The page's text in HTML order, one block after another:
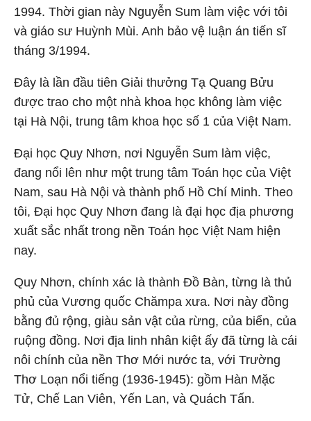
1994. Thời gian này Nguyễn Sum làm việc với tôi
và giáo sư Huỳnh Mùi. Anh bảo vệ luận án tiến sĩ
tháng 3/1994.
Đây là lần đầu tiên Giải thưởng Tạ Quang Bửu
được trao cho một nhà khoa học không làm việc
tại Hà Nội, trung tâm khoa học số 1 của Việt Nam.
Đại học Quy Nhơn, nơi Nguyễn Sum làm việc,
đang nổi lên như một trung tâm Toán học của Việt
Nam, sau Hà Nội và thành phố Hồ Chí Minh. Theo
tôi, Đại học Quy Nhơn đang là đại học địa phương
xuất sắc nhất trong nền Toán học Việt Nam hiện
nay.
Quy Nhơn, chính xác là thành Đồ Bàn, từng là thủ
phủ của Vương quốc Chămpa xưa. Nơi này đồng
bằng đủ rộng, giàu sản vật của rừng, của biển, của
ruộng đồng. Nơi địa linh nhân kiệt ấy đã từng là cái
nôi chính của nền Thơ Mới nước ta, với Trường
Thơ Loạn nổi tiếng (1936-1945): gồm Hàn Mặc
Tử, Chế Lan Viên, Yến Lan, và Quách Tấn.